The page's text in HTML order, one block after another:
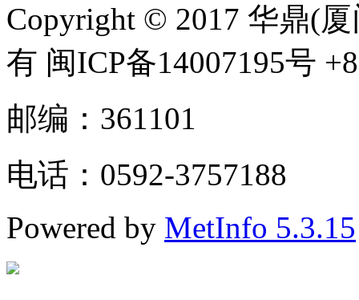
Copyright © 2017 华鼎(
有 闽ICP备14007195号
邮编：361101
电话：0592-3757188
Powered by MetInfo 5.3.15